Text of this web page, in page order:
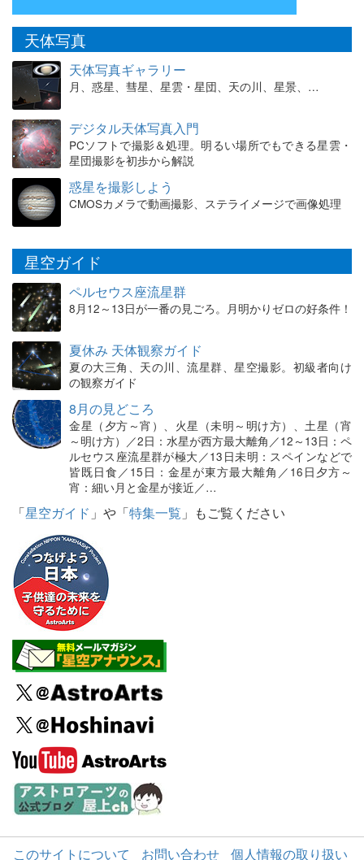
天体写真
天体写真ギャラリー
月、惑星、彗星、星雲・星団、天の川、星景、…
デジタル天体写真入門
PCソフトで撮影＆処理。明るい場所でもできる星雲・
星団撮影を初歩から解説
惑星を撮影しよう
CMOSカメラで動画撮影、ステライメージで画像処理
星空ガイド
ペルセウス座流星群
8月12～13日が一番の見ごろ。月明かりゼロの好条件！
夏休み 天体観察ガイド
夏の大三角、天の川、流星群、星空撮影。初級者向け
の観察ガイド
8月の見どころ
金星（夕方～宵）、火星（未明～明け方）、土星（宵
～明け方）／2日：水星が西方最大離角／12～13日：ペ
ルセウス座流星群が極大／13日未明：スペインなどで
皆既日食／15日：金星が東方最大離角／16日夕方～
宵：細い月と金星が接近／…
「星空ガイド 」や「特集一覧 」もご覧ください
このサイトについて お問い合わせ 個人情報の取り扱い